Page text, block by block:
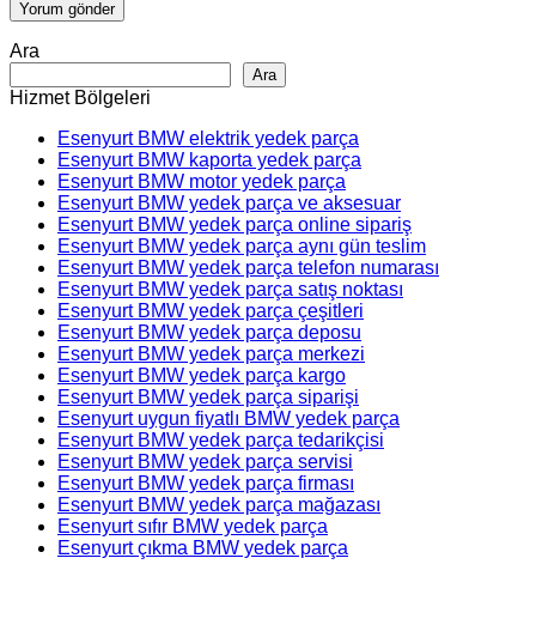
Ara
Ara
Hizmet Bölgeleri
Esenyurt BMW elektrik yedek parça
Esenyurt BMW kaporta yedek parça
Esenyurt BMW motor yedek parça
Esenyurt BMW yedek parça ve aksesuar
Esenyurt BMW yedek parça online sipariş
Esenyurt BMW yedek parça aynı gün teslim
Esenyurt BMW yedek parça telefon numarası
Esenyurt BMW yedek parça satış noktası
Esenyurt BMW yedek parça çeşitleri
Esenyurt BMW yedek parça deposu
Esenyurt BMW yedek parça merkezi
Esenyurt BMW yedek parça kargo
Esenyurt BMW yedek parça siparişi
Esenyurt uygun fiyatlı BMW yedek parça
Esenyurt BMW yedek parça tedarikçisi
Esenyurt BMW yedek parça servisi
Esenyurt BMW yedek parça firması
Esenyurt BMW yedek parça mağazası
Esenyurt sıfır BMW yedek parça
Esenyurt çıkma BMW yedek parça